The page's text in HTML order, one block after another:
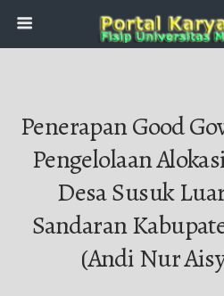
Penerapan Good
Pengelolaan
Desa Susuk
Sandaran
(Andi Nur